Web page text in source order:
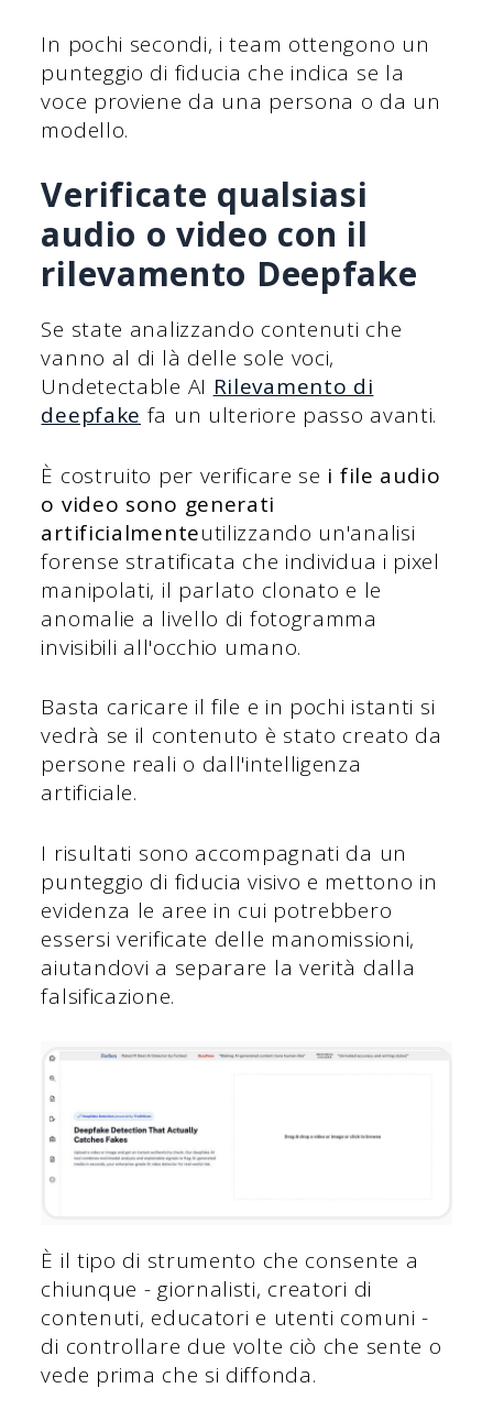
In pochi secondi, i team ottengono un
punteggio di fiducia che indica se la
voce proviene da una persona o da un
modello.
Verificate qualsiasi
audio o video con il
rilevamento Deepfake
Se state analizzando contenuti che
vanno al di là delle sole voci,
Undetectable AI Rilevamento di
deepfake fa un ulteriore passo avanti.
È costruito per verificare se i file audio
o video sono generati
artificialmenteutilizzando un'analisi
forense stratificata che individua i pixel
manipolati, il parlato clonato e le
anomalie a livello di fotogramma
invisibili all'occhio umano.
Basta caricare il file e in pochi istanti si
vedrà se il contenuto è stato creato da
persone reali o dall'intelligenza
artificiale.
I risultati sono accompagnati da un
punteggio di fiducia visivo e mettono in
evidenza le aree in cui potrebbero
essersi verificate delle manomissioni,
aiutandovi a separare la verità dalla
falsificazione.
È il tipo di strumento che consente a
chiunque - giornalisti, creatori di
contenuti, educatori e utenti comuni -
di controllare due volte ciò che sente o
vede prima che si diffonda.